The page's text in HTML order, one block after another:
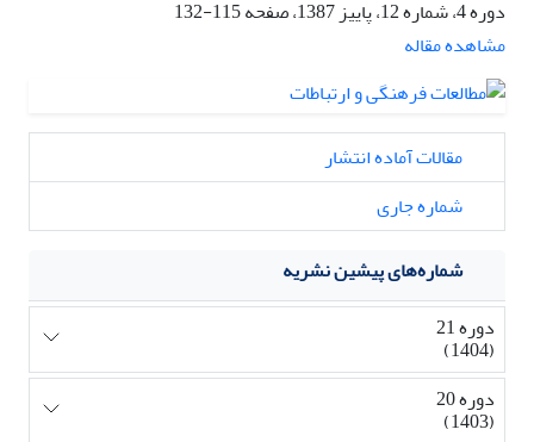
دوره 4، شماره 12، پاییز 1387، صفحه
115-132
مشاهده مقاله
مقالات آماده انتشار
شماره جاری
شماره‌های پیشین نشریه
دوره 21
(1404)
دوره 20
(1403)